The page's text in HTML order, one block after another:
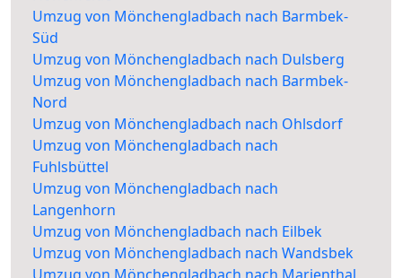
Umzug von Mönchengladbach nach Barmbek-
Süd
Umzug von Mönchengladbach nach Dulsberg
Umzug von Mönchengladbach nach Barmbek-
Nord
Umzug von Mönchengladbach nach Ohlsdorf
Umzug von Mönchengladbach nach
Fuhlsbüttel
Umzug von Mönchengladbach nach
Langenhorn
Umzug von Mönchengladbach nach Eilbek
Umzug von Mönchengladbach nach Wandsbek